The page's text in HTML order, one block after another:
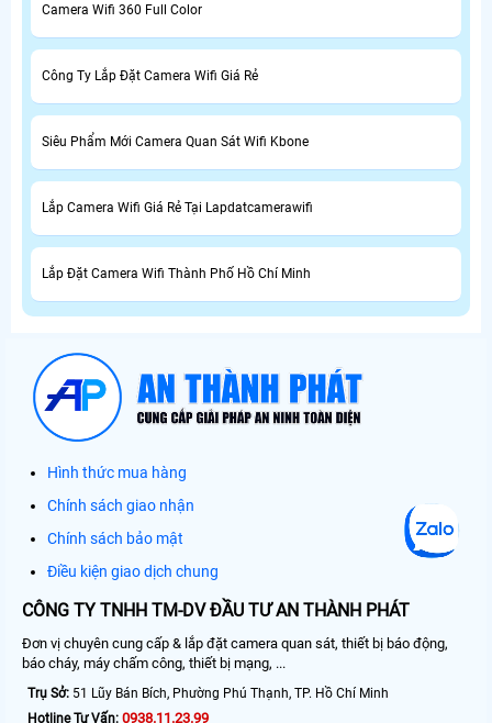
Camera Wifi 360 Full Color
Công Ty Lắp Đặt Camera Wifi Giá Rẻ
Siêu Phẩm Mới Camera Quan Sát Wifi Kbone
Lắp Camera Wifi Giá Rẻ Tại Lapdatcamerawifi
Lắp Đặt Camera Wifi Thành Phố Hồ Chí Minh
Hình thức mua hàng
Chính sách giao nhận
Chính sách bảo mật
Điều kiện giao dịch chung
CÔNG TY TNHH TM-DV ĐẦU TƯ AN THÀNH PHÁT
Đơn vị chuyên cung cấp & lắp đặt camera quan sát, thiết bị báo động,
báo cháy, máy chấm công, thiết bị mạng, ...
Trụ Sở: 51 Lũy Bán Bích, Phường Phú Thạnh, TP. Hồ Chí Minh
Hotline Tư Vấn: 0938.11.23.99